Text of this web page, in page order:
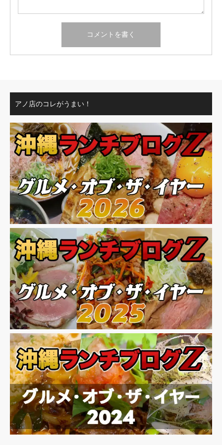
アノ店のコレがうまい！